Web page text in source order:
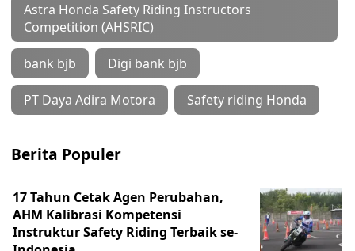
Astra Honda Safety Riding Instructors
Competition (AHSRIC)
bank bjb Digi bank bjb
PT Daya Adira Motora Safety riding Honda
Berita Populer
17 Tahun Cetak Agen Perubahan,
AHM Kalibrasi Kompetensi
Instruktur Safety Riding Terbaik se-